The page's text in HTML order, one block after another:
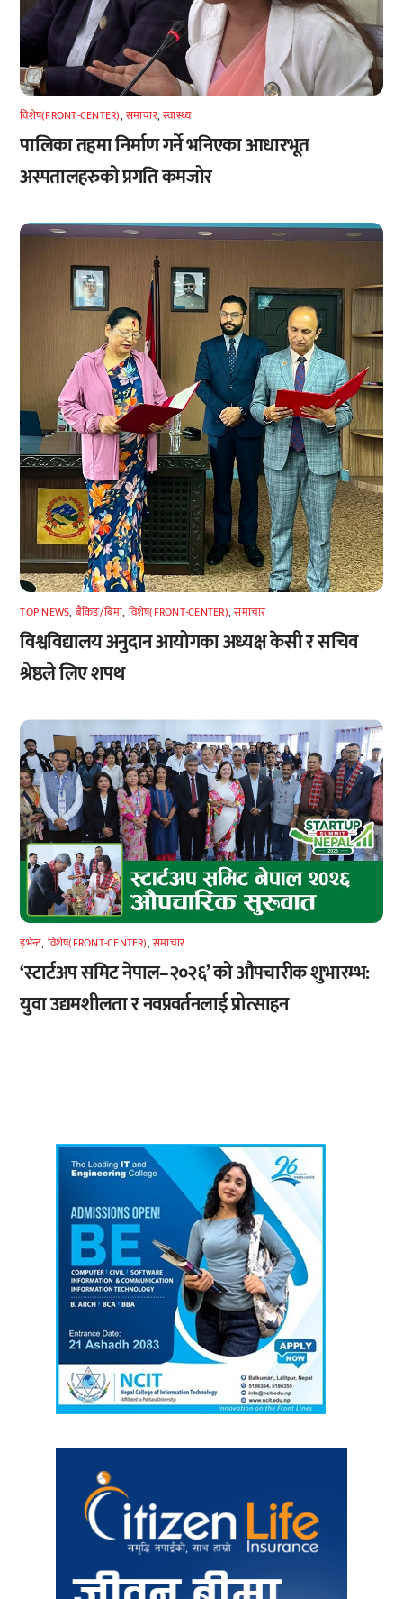
विशेष(FRONT-CENTER),समाचार,स्वास्थ्य
पालिका तहमा निर्माण गर्ने भनिएका आधारभूत
अस्पतालहरुको प्रगति कमजोर
TOP NEWS, बैंकिङ/बिमा, विशेष(FRONT-CENTER),समाचार
विश्वविद्यालय अनुदान आयोगका अध्यक्ष केसी र सचिव
श्रेष्ठले लिए शपथ
इभेन्ट, विशेष(FRONT-CENTER),समाचार
‘स्टार्टअप समिट नेपाल–२०२६’ को औपचारीक शुभारम्भ:
युवा उद्यमशीलता र नवप्रवर्तनलाई प्रोत्साहन